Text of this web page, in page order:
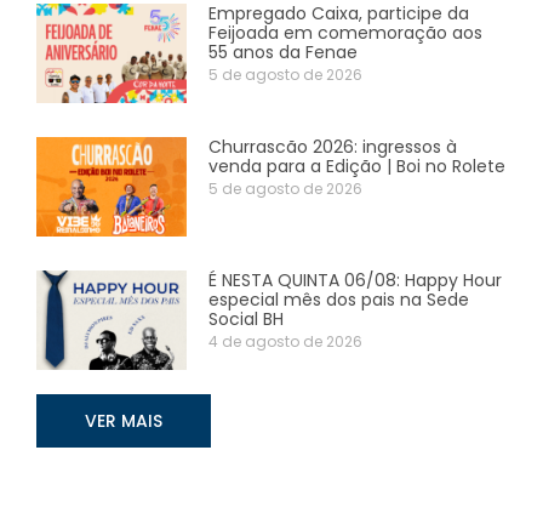
Empregado Caixa, participe da
Feijoada em comemoração aos
55 anos da Fenae
5 de agosto de 2026
Churrascão 2026: ingressos à
venda para a Edição | Boi no Rolete
5 de agosto de 2026
É NESTA QUINTA 06/08: Happy Hour
especial mês dos pais na Sede
Social BH
4 de agosto de 2026
VER MAIS